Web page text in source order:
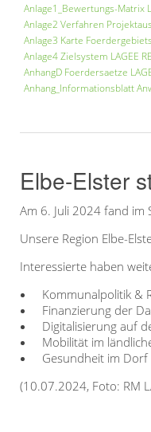
Anlage1_Bewertungs-Matrix
Anlage2 Verfahren
Anlage3 Karte
Anlage4 Zielsystem LAGEE
AnhangD Foerdersaetze
Anhang_Informationsblatt
Elbe-Elster
Am 6. Juli 2024 fand
Unsere Region Elbe-
Interessierte haben
Kommunalpolitik &
Finanzierung der
Digitalisierung auf
Mobilität im
Gesundheit im Dorf
(10.07.2024, Foto: RM